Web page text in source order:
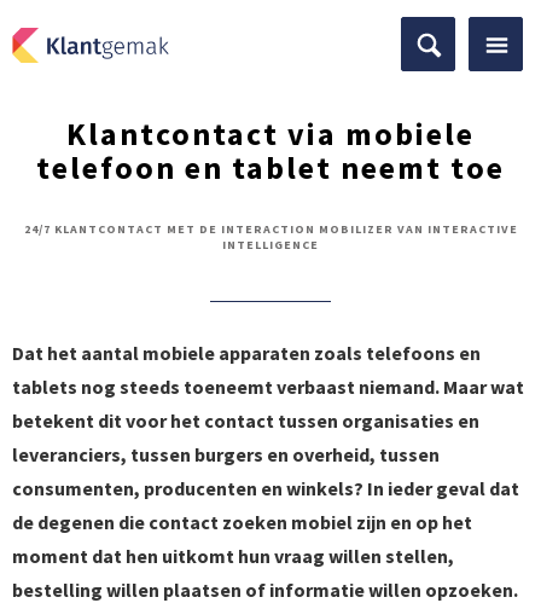
Klantcontact via mobiele
telefoon en tablet neemt toe
24/7 KLANTCONTACT MET DE INTERACTION MOBILIZER VAN INTERACTIVE
INTELLIGENCE
Dat het aantal mobiele apparaten zoals telefoons en
tablets nog steeds toeneemt verbaast niemand. Maar wat
betekent dit voor het contact tussen organisaties en
leveranciers, tussen burgers en overheid, tussen
consumenten, producenten en winkels? In ieder geval dat
de degenen die contact zoeken mobiel zijn en op het
moment dat hen uitkomt hun vraag willen stellen,
bestelling willen plaatsen of informatie willen opzoeken.